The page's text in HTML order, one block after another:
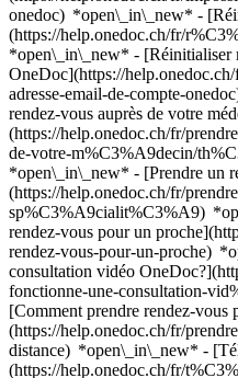
onedoc) *open\_in\_new* -
(https://help.onedoc.ch/fr/
*open\_in\_new* - [Réinitialiser
OneDoc](https://
adresse-email-de-compte-
rendez-vous auprès de votre
(https://help.onedoc.ch/fr/
de-votre-m%C3%A9decin/
*open\_in\_new* - [Prendre un
(https://help.onedoc.ch/fr/
sp%C3%A9cialit%C3%A9)
rendez-vous pour un
rendez-vous-pour-un-proche)
consultation vidéo
fonctionne-une-consultation-
[Comment prendre rendez-vous
(https://help.onedoc.ch/fr/
distance) *open\_in\_new* -
(https://help.onedoc.ch/fr/